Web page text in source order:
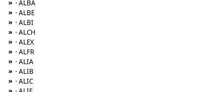
» · ALBA
» · ALBE
» · ALBI
» · ALCH
» · ALEX
» · ALFR
» · ALIA
» · ALIB
» · ALIC